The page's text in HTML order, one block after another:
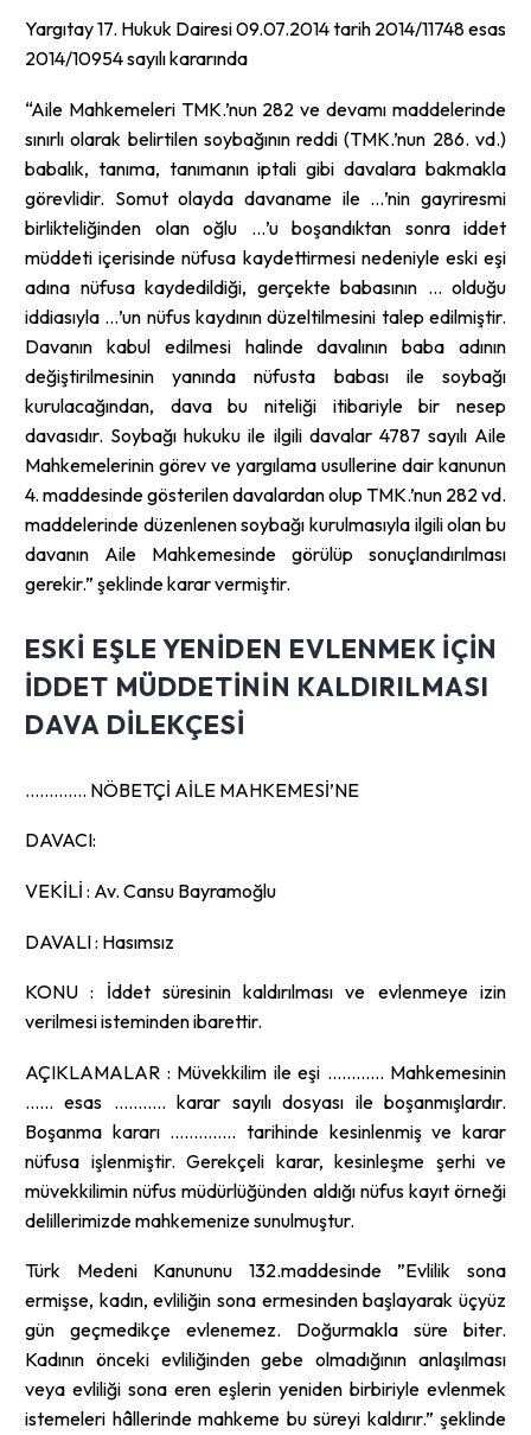
Yargıtay 17. Hukuk Dairesi 09.07.2014 tarih 2014/11748 esas
2014/10954 sayılı kararında
“Aile Mahkemeleri TMK.’nun 282 ve devamı maddelerinde
sınırlı olarak belirtilen soybağının reddi (TMK.’nun 286. vd.)
babalık, tanıma, tanımanın iptali gibi davalara bakmakla
görevlidir. Somut olayda davaname ile …’nin gayriresmi
birlikteliğinden olan oğlu …’u boşandıktan sonra iddet
müddeti içerisinde nüfusa kaydettirmesi nedeniyle eski eşi
adına nüfusa kaydedildiği, gerçekte babasının … olduğu
iddiasıyla …’un nüfus kaydının düzeltilmesini talep edilmiştir.
Davanın kabul edilmesi halinde davalının baba adının
değiştirilmesinin yanında nüfusta babası ile soybağı
kurulacağından, dava bu niteliği itibariyle bir nesep
davasıdır. Soybağı hukuku ile ilgili davalar 4787 sayılı Aile
Mahkemelerinin görev ve yargılama usullerine dair kanunun
4. maddesinde gösterilen davalardan olup TMK.’nun 282 vd.
maddelerinde düzenlenen soybağı kurulmasıyla ilgili olan bu
davanın Aile Mahkemesinde görülüp sonuçlandırılması
gerekir.” şeklinde karar vermiştir.
ESKI EŞLE YENIDEN EVLENMEK IÇIN
IDDET MÜDDETININ KALDIRILMASI
DAVA DILEKÇESI
…………. NÖBETÇİ AİLE MAHKEMESİ’NE
DAVACI:
VEKİLİ : Av. Cansu Bayramoğlu
DAVALI : Hasımsız
KONU : İddet süresinin kaldırılması ve evlenmeye izin
verilmesi isteminden ibarettir.
AÇIKLAMALAR : Müvekkilim ile eşi ………… Mahkemesinin
…… esas ……….. karar sayılı dosyası ile boşanmışlardır.
Boşanma kararı ………….. tarihinde kesinlenmiş ve karar
nüfusa işlenmiştir. Gerekçeli karar, kesinleşme şerhi ve
müvekkilimin nüfus müdürlüğünden aldığı nüfus kayıt örneği
delillerimizde mahkemenize sunulmuştur.
Türk Medeni Kanununu 132.maddesinde ”Evlilik sona
ermişse, kadın, evliliğin sona ermesinden başlayarak üçyüz
gün geçmedikçe evlenemez. Doğurmakla süre biter.
Kadının önceki evliliğinden gebe olmadığının anlaşılması
veya evliliği sona eren eşlerin yeniden birbiriyle evlenmek
istemeleri hâllerinde mahkeme bu süreyi kaldırır.” şeklinde